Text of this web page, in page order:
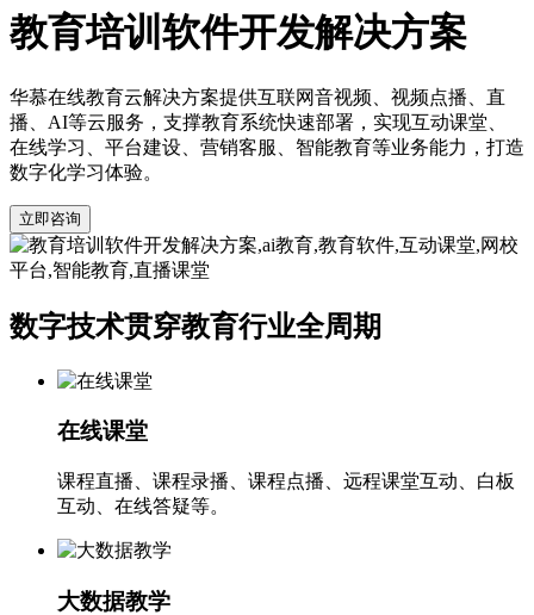
教育培训软件开发解决方案
华慕在线教育云解决方案提供互联网音视频、视频点播、直
播、AI等云服务，支撑教育系统快速部署，实现互动课堂、
在线学习、平台建设、营销客服、智能教育等业务能力，打造
数字化学习体验。
立即咨询
数字技术贯穿教育行业全周期
在线课堂
课程直播、课程录播、课程点播、远程课堂互动、白板
互动、在线答疑等。
大数据教学